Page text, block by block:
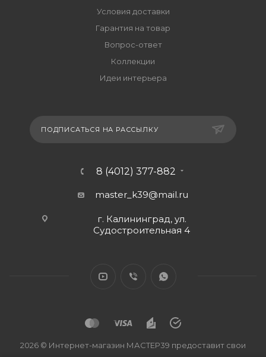
Условия доставки
Гарантия на товар
Вопрос-ответ
Коллекции
Идеи интерьера
ПОДПИСАТЬСЯ НА РАССЫЛКУ
8 (4012) 377-882
master_k39@mail.ru
г. Калининград, ул.
Судостроительная 4
2026 © Интернет-магазин МАСТЕР39 предоставит свои